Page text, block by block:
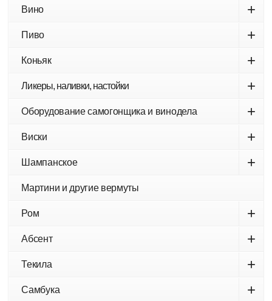
Вино +
Пиво +
Коньяк +
Ликеры, наливки, настойки +
Оборудование самогонщика и винодела +
Виски +
Шампанское +
Мартини и другие вермуты
Ром +
Абсент +
Текила +
Самбука +